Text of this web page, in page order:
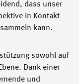
dass unser
in Kontakt
kann.
sowohl auf
Dank einer
und